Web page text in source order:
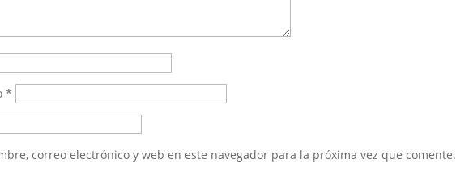
*
correo electrónico y web en este navegador para la próxima vez que comente.